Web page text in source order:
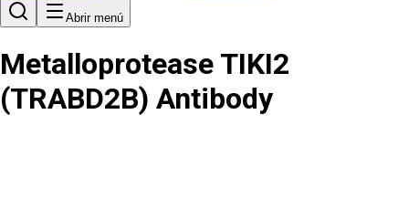
Abrir menú
Metalloprotease TIKI2
(TRABD2B) Antibody